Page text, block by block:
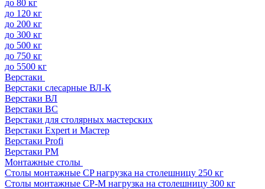
до 80 кг
до 120 кг
до 200 кг
до 300 кг
до 500 кг
до 750 кг
до 5500 кг
Верстаки
Верстаки слесарные ВЛ-К
Верстаки ВЛ
Верстаки ВС
Верстаки для столярных мастерских
Верстаки Expert и Мастер
Верстаки Profi
Верстаки РМ
Монтажные столы
Столы монтажные СP нагрузка на столешницу 250 кг
Столы монтажные СР-М нагрузка на столешницу 300 кг